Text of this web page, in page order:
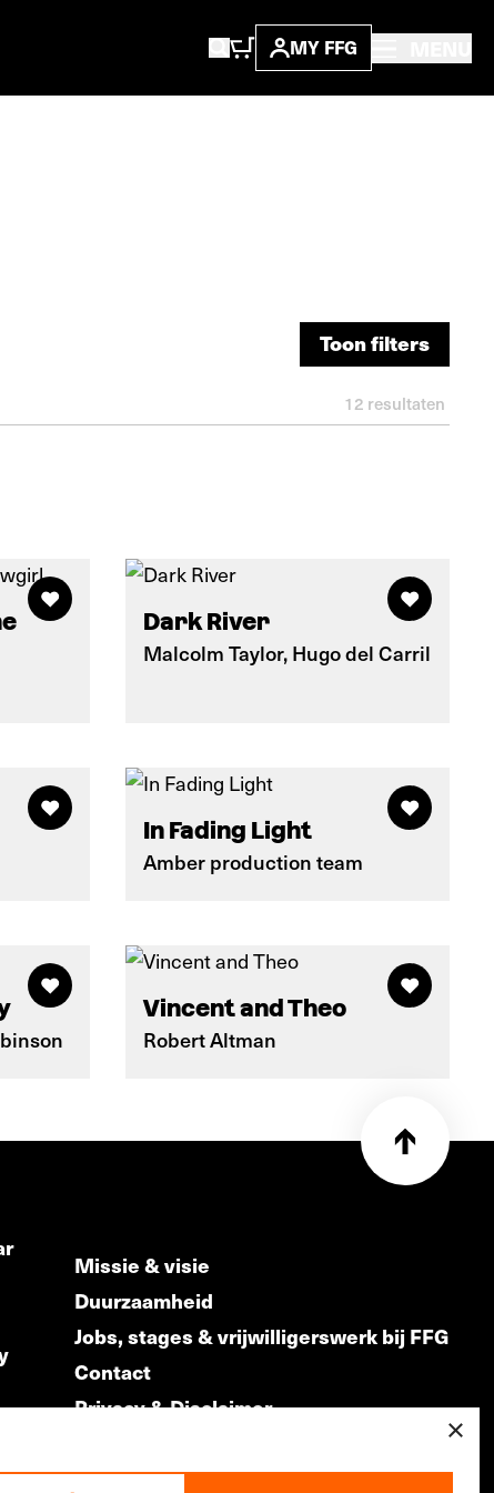
MY FFG
Toon filters
12 resultaten
Dark River
Malcolm Taylor, Hugo del Carril
In Fading Light
Amber production team
Vincent and Theo
Robert Altman
Missie & visie
Duurzaamheid
Jobs, stages & vrijwilligerswerk bij FFG
Contact
Privacy & Disclaimer
×